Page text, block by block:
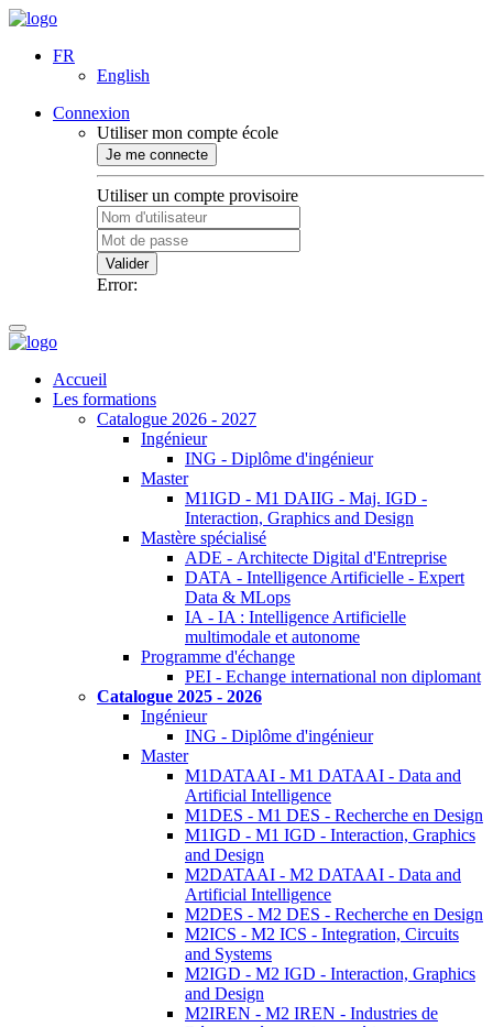
FR
English
Connexion
Utiliser mon compte école
Je me connecte
Utiliser un compte provisoire
Valider
Error:
Accueil
Les formations
Catalogue 2026 - 2027
Ingénieur
ING - Diplôme d'ingénieur
Master
M1IGD - M1 DAIIG - Maj. IGD -
Interaction, Graphics and Design
Mastère spécialisé
ADE - Architecte Digital d'Entreprise
DATA - Intelligence Artificielle - Expert
Data & MLops
IA - IA : Intelligence Artificielle
multimodale et autonome
Programme d'échange
PEI - Echange international non diplomant
Catalogue 2025 - 2026
Ingénieur
ING - Diplôme d'ingénieur
Master
M1DATAAI - M1 DATAAI - Data and
Artificial Intelligence
M1DES - M1 DES - Recherche en Design
M1IGD - M1 IGD - Interaction, Graphics
and Design
M2DATAAI - M2 DATAAI - Data and
Artificial Intelligence
M2DES - M2 DES - Recherche en Design
M2ICS - M2 ICS - Integration, Circuits
and Systems
M2IGD - M2 IGD - Interaction, Graphics
and Design
M2IREN - M2 IREN - Industries de